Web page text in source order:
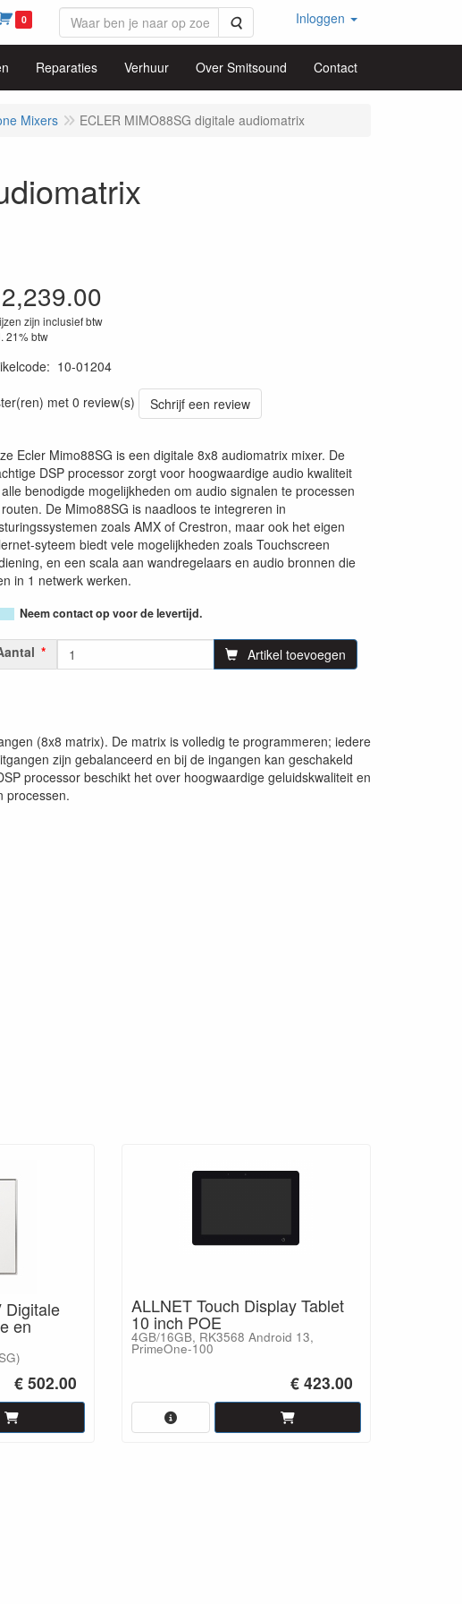
0 Zoeken Inloggen
Reparaties Verhuur Over Smitsound Contact
Mixers ECLER MIMO88SG digitale audiomatrix
2,239.00
zijn inclusief btw
21% btw
: 10-01204
met 0 review(s)
Schrijf een review
Ecler Mimo88SG is een digitale 8x8 audiomatrix mixer. De
DSP processor zorgt voor hoogwaardige audio kwaliteit
benodigde mogelijkheden om audio signalen te processen
De Mimo88SG is naadloos te integreren in
zoals AMX of Crestron, maar ook het eigen
syteem biedt vele mogelijkheden zoals Touchscreen
en een scala aan wandregelaars en audio bronnen die
in 1 netwerk werken.
Neem contact op voor de levertijd.
Artikel toevoegen
(8x8 matrix). De matrix is volledig te programmeren; iedere
zijn gebalanceerd en bij de ingangen kan geschakeld
processor beschikt het over hoogwaardige geluidskwaliteit en
processen.
Digitale
en
€ 502.00
ALLNET Touch Display Tablet
10 inch POE
4GB/16GB, RK3568 Android 13,
PrimeOne-100
€ 423.00